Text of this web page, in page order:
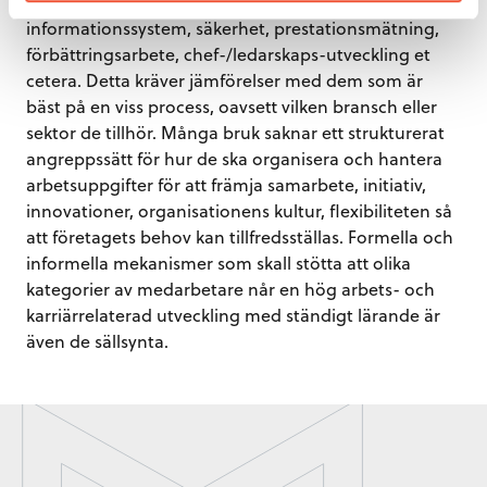
informationssystem, säkerhet, prestationsmätning,
förbättringsarbete, chef-/ledarskaps-utveckling et
cetera. Detta kräver jämförelser med dem som är
bäst på en viss process, oavsett vilken bransch eller
sektor de tillhör. Många bruk saknar ett strukturerat
angreppssätt för hur de ska organisera och hantera
arbetsuppgifter för att främja samarbete, initiativ,
innovationer, organisationens kultur, flexibiliteten så
att företagets behov kan tillfredsställas. Formella och
informella mekanismer som skall stötta att olika
kategorier av medarbetare når en hög arbets- och
karriärrelaterad utveckling med ständigt lärande är
även de sällsynta.